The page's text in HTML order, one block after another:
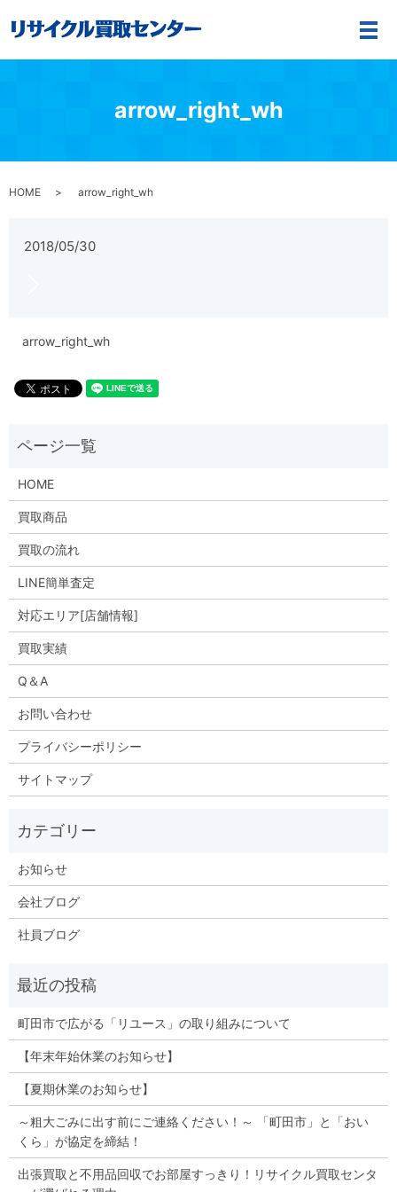
メ
arrow_right_wh
HOME arrow_right_wh
2018/05/30
arrow_right_wh
HOME
買取商品
買取の流れ
LINE簡単査定
対応エリア[店舗情報]
買取実績
Q＆A
お問い合わせ
プライバシーポリシー
サイトマップ
お知らせ
会社ブログ
社員ブログ
町田市で広がる「リユース」の取り組みについて
【年末年始休業のお知らせ】
【夏期休業のお知らせ】
～粗大ごみに出す前にご連絡ください！～ 「町田市」と「おい
くら」が協定を締結！
出張買取と不用品回収でお部屋すっきり！リサイクル買取センタ